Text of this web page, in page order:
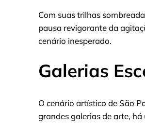
Com suas trilhas
pausa revigorante da
cenário inesperado.
Galerias
O cenário artístico de São
grandes galerias de arte,